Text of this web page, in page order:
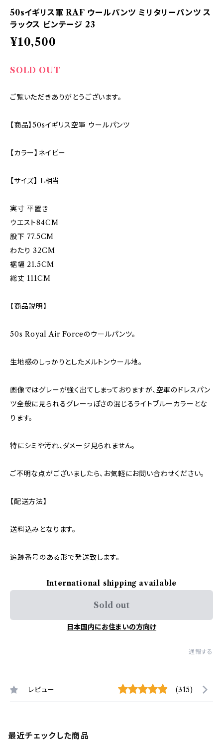
50sイギリス軍 RAF ウールパンツ ミリタリーパンツ ス
ラックス ビンテージ 23
¥10,500
SOLD OUT
ご覧いただきありがとうございます。
【商品】50sイギリス空軍 ウールパンツ
【カラー】ネイビー
【サイズ】 L相当
実寸 平置き
ウエスト84CM
股下 77.5CM
わたり 32CM
裾幅 21.5CM
総丈 111CM
【商品説明】
50s Royal Air Forceのウールパンツ。
生地感のしっかりとしたメルトンウール地。
画像ではグレーが強く出てしまっておりますが、空軍のドレスパン
ツ全般に見られるグレーっぽさの混じるライトブルーカラーとな
ります。
特にシミや汚れ、ダメージ見られません。
ご不明な点がございましたら、お気軽にお問い合わせください。
【配送方法】
送料込みとなります。
追跡番号のある形で発送致します。
International shipping available
Sold out
日本国内にお住まいの方向け
通報する
レビュー (315)
最近チェックした商品